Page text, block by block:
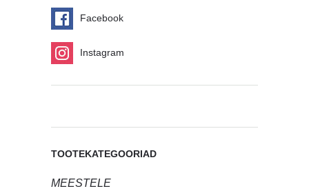
Facebook
Instagram
TOOTEKATEGOORIAD
MEESTELE